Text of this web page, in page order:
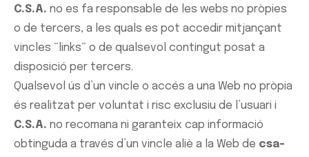
C.S.A. no es fa responsable de les webs no pròpies
o de tercers, a les quals es pot accedir mitjançant
vincles “links” o de qualsevol contingut posat a
disposició per tercers.
Qualsevol ús d’un vincle o accés a una Web no pròpia
és realitzat per voluntat i risc exclusiu de l’usuari i
C.S.A. no recomana ni garanteix cap informació
obtinguda a través d’un vincle aliè a la Web de csa-